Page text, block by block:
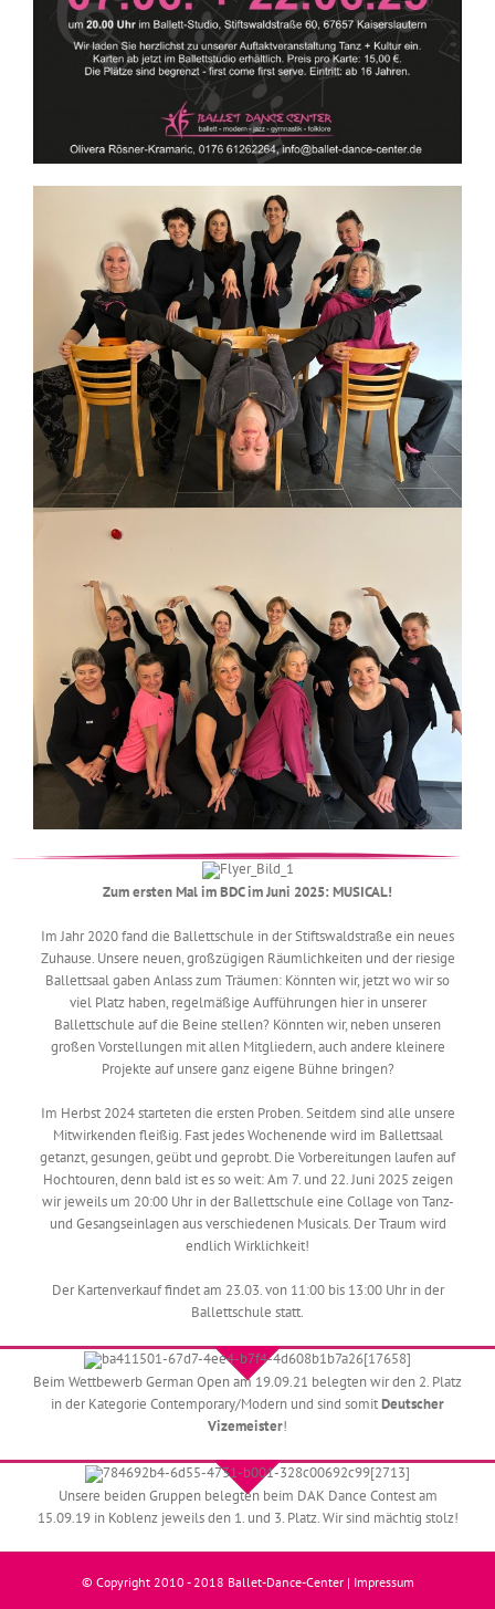
Zum ersten Mal im BDC im Juni 2025: MUSICAL!
Im Jahr 2020 fand die Ballettschule in der Stiftswaldstraße ein neues
Zuhause. Unsere neuen, großzügigen Räumlichkeiten und der riesige
Ballettsaal gaben Anlass zum Träumen: Könnten wir, jetzt wo wir so
viel Platz haben, regelmäßige Aufführungen hier in unserer
Ballettschule auf die Beine stellen? Könnten wir, neben unseren
großen Vorstellungen mit allen Mitgliedern, auch andere kleinere
Projekte auf unsere ganz eigene Bühne bringen?
Im Herbst 2024 starteten die ersten Proben. Seitdem sind alle unsere
Mitwirkenden fleißig. Fast jedes Wochenende wird im Ballettsaal
getanzt, gesungen, geübt und geprobt. Die Vorbereitungen laufen auf
Hochtouren, denn bald ist es so weit: Am 7. und 22. Juni 2025 zeigen
wir jeweils um 20:00 Uhr in der Ballettschule eine Collage von Tanz-
und Gesangseinlagen aus verschiedenen Musicals. Der Traum wird
endlich Wirklichkeit!
Der Kartenverkauf findet am 23.03. von 11:00 bis 13:00 Uhr in der
Ballettschule statt.
Beim Wettbewerb German Open am 19.09.21 belegten wir den 2. Platz
in der Kategorie Contemporary/Modern und sind somitDeutscher
Vizemeister!
Unsere beiden Gruppen belegten beim DAK Dance Contest am
15.09.19 in Koblenz jeweils den 1. und 3. Platz. Wir sind mächtig stolz!
© Copyright 2010 - 2018 Ballet-Dance-Center | Impressum